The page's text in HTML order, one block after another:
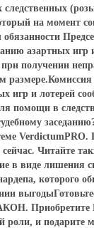
следственных
на момент
азартных игр
получении
размере.Комиссия
игр и лотерей
помощи в
VerdictumPRO.
сейчас. Читайте
в виде лишения
которого
Приобретите
роли, и подарите